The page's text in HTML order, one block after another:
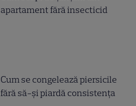
apartament fără insecticid
Cum se congelează piersicile
fără să-și piardă consistența